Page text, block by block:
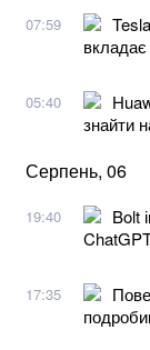
07:59
вкладає
05:40
знайти
Серпень, 06
19:40
Bolt
17:35